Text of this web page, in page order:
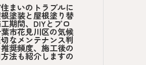
まいのトラブルに
塗装と屋根塗り替
期間、DIYとプロ
市花見川区の気候
なメンテナンス判
奨頻度、施工後の
法も紹介しますの